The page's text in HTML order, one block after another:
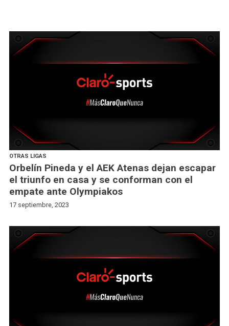
OTRAS LIGAS
Orbelín Pineda y el AEK Atenas dejan escapar
el triunfo en casa y se conforman con el
empate ante Olympiakos
17 septiembre, 2023